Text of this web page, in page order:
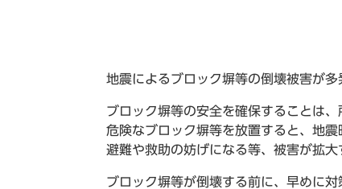
地震によるブロック塀等の倒壊被害が多
ブロック塀等の安全を確保することは、
危険なブロック塀等を放置すると、地震
避難や救助の妨げになる等、被害が拡大
ブロック塀等が倒壊する前に、早めに対